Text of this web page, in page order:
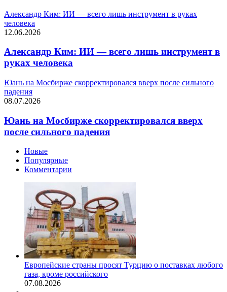
Александр Ким: ИИ — всего лишь инструмент в руках
человека
12.06.2026
Александр Ким: ИИ — всего лишь инструмент в
руках человека
Юань на Мосбирже скорректировался вверх после сильного
падения
08.07.2026
Юань на Мосбирже скорректировался вверх
после сильного падения
Новые
Популярные
Комментарии
Европейские страны просят Турцию о поставках любого
газа, кроме российского
07.08.2026